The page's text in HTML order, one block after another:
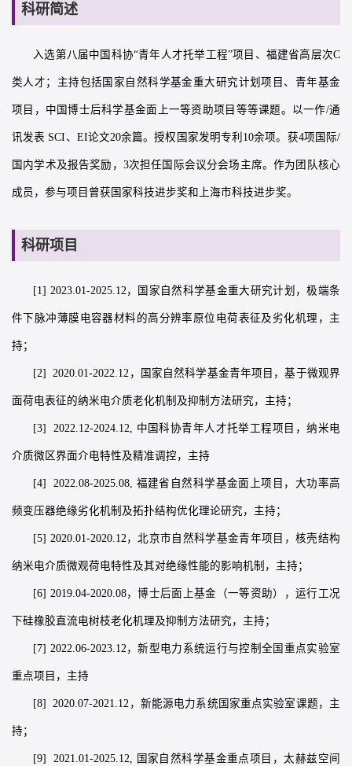
科研简述
入选第八届中国科协“青年人才托举工程”项目、福建省高层次C
类人才；主持包括国家自然科学基金重大研究计划项目、青年基金
项目，中国博士后科学基金面上一等资助项目等等课题。以一作/通
讯发表 SCI、EI论文20余篇。授权国家发明专利10余项。获4项国际/
国内学术及报告奖励，3次担任国际会议分会场主席。作为团队核心
成员，参与项目曾获国家科技进步奖和上海市科技进步奖。
科研项目
[1] 2023.01-2025.12，国家自然科学基金重大研究计划，极端条
件下脉冲薄膜电容器材料的高分辨率原位电荷表征及劣化机理，主
持；
[2] 2020.01-2022.12，国家自然科学基金青年项目，基于微观界
面荷电表征的纳米电介质老化机制及抑制方法研究，主持；
[3] 2022.12-2024.12, 中国科协青年人才托举工程项目，纳米电
介质微区界面介电特性及精准调控，主持
[4] 2022.08-2025.08, 福建省自然科学基金面上项目，大功率高
频变压器绝缘劣化机制及拓扑结构优化理论研究，主持；
[5] 2020.01-2020.12，北京市自然科学基金青年项目，核壳结构
纳米电介质微观荷电特性及其对绝缘性能的影响机制，主持；
[6] 2019.04-2020.08，博士后面上基金（一等资助），运行工况
下硅橡胶直流电树枝老化机理及抑制方法研究，主持；
[7] 2022.06-2023.12，新型电力系统运行与控制全国重点实验室
重点项目，主持
[8] 2020.07-2021.12，新能源电力系统国家重点实验室课题，主
持；
[9] 2021.01-2025.12, 国家自然科学基金重点项目，太赫兹空间